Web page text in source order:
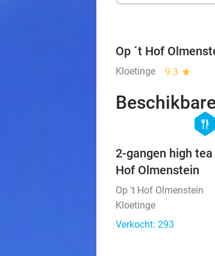
Op ´t Hof
Kloetinge 9.3 star
food
2-gangen high
Hof Olmenstein
Op 't Hof Olmenstein
Kloetinge
Verkocht: 293